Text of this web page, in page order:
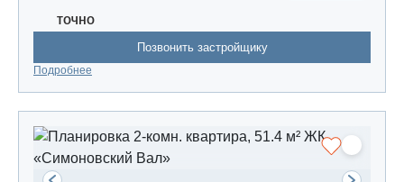
ТОЧНО
Позвонить застройщику
Подробнее